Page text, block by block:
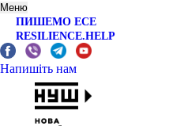
Меню
ПИШЕМО ЕСЕ
RESILIENCE.HELP
Напишіть нам